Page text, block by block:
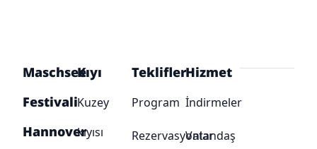
Maschsee
Festivali
Hannover
Kıyı
Kuzey
kıyısı
Teklifler
Program
Rezervasyonlar
Hizmet
İndirmeler
Vatandaş